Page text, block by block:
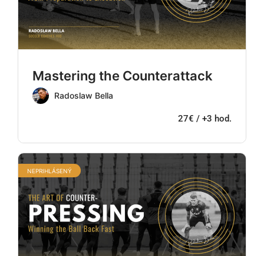
Mastering the Counterattack
Radoslaw Bella
27€ / +3 hod.
NEPRIHLÁSENÝ